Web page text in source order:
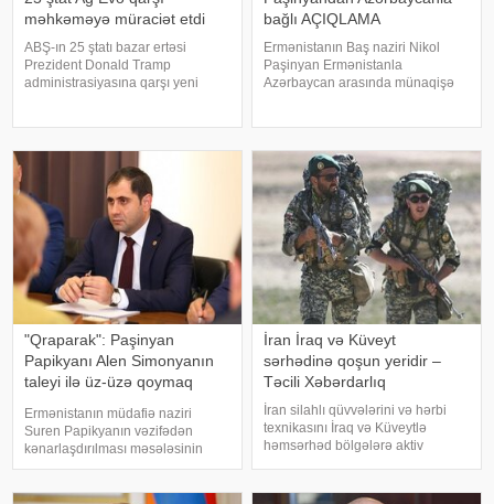
məhkəməyə müraciət etdi
ABŞ-ın 25 ştatı bazar ertəsi
Prezident Donald Tramp
administrasiyasına qarşı yeni
vergilərini əvəzetmək cəhdi
bağlı AÇIQLAMA
Ermənistanın Baş naziri Nikol
Paşinyan Ermənistanla
Azərbaycan arasında münaqişə
avqustun 8-də Vaşinqtonda
keçirilmi
"Qraparak": Paşinyan
Papikyanı Alen Simonyanın
taleyi ilə üz-üzə qoymaq
Ermənistanın müdafiə naziri
Suren Papikyanın vəzifədən
kənarlaşdırılması məsələsinin
gündəmə gəldiyi iddia olunur.
İran İraq və Küveyt
sərhədinə qoşun yeridir –
Təcili Xəbərdarlıq
İran silahlı qüvvələrini və hərbi
texnikasını İraq və Küveytlə
həmsərhəd bölgələrə aktiv
media kanalları və teleqram